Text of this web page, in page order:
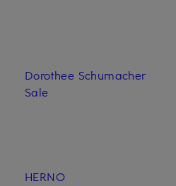
Dorothee Schumacher
Sale
HERNO